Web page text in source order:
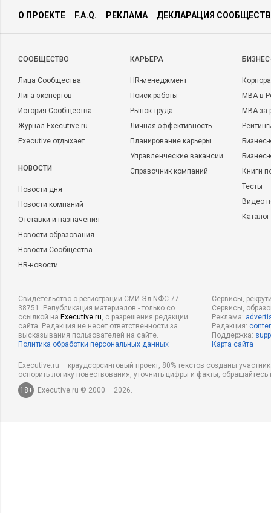
О ПРОЕКТЕ F.A.Q. РЕКЛАМА ДЕКЛАРАЦИЯ
CООБЩЕСТВО
Лица Сообщества
Лига экспертов
История Сообщества
Журнал Executive.ru
Executive отдыхает
НОВОСТИ
Новости дня
Новости компаний
Отставки и назначения
Новости образования
Новости Сообщества
HR-новости
КАРЬЕРА
HR-менеджмент
Поиск работы
Рынок труда
Личная эффективность
Планирование карьеры
Управленческие вакансии
Справочник компаний
MBA в
MBA
Бизнес-
Книги
Тесты
Видео
Свидетельство о регистрации СМИ Эл NФС 77-
38751. Републикация материалов - только со
ссылкой на Executive.ru, с разрешения редакции
сайта. Редакция не несет ответственности за
высказывания пользователей на сайте.
Политика обработки персональных данных
Сервисы,
Сервисы,
Реклама:
Редакция:
Поддержка:
Карта сайта
Executive.ru – краудсорсинговый проект, 80% текстов созданы
оспорить логику повествования, уточнить цифры и факты,
18+
Executive.ru © 2000 – 2026.